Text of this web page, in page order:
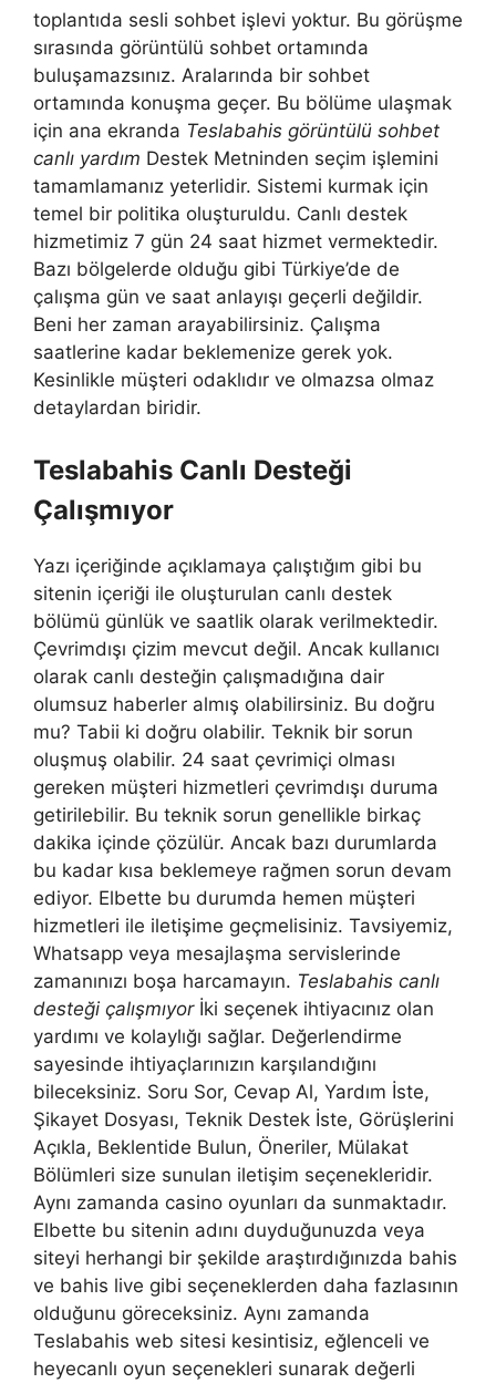
toplantıda sesli sohbet işlevi yoktur. Bu görüşme
sırasında görüntülü sohbet ortamında
buluşamazsınız. Aralarında bir sohbet
ortamında konuşma geçer. Bu bölüme ulaşmak
için ana ekranda Teslabahis görüntülü sohbet
canlı yardım Destek Metninden seçim işlemini
tamamlamanız yeterlidir. Sistemi kurmak için
temel bir politika oluşturuldu. Canlı destek
hizmetimiz 7 gün 24 saat hizmet vermektedir.
Bazı bölgelerde olduğu gibi Türkiye’de de
çalışma gün ve saat anlayışı geçerli değildir.
Beni her zaman arayabilirsiniz. Çalışma
saatlerine kadar beklemenize gerek yok.
Kesinlikle müşteri odaklıdır ve olmazsa olmaz
detaylardan biridir.
Teslabahis Canlı Desteği
Çalışmıyor
Yazı içeriğinde açıklamaya çalıştığım gibi bu
sitenin içeriği ile oluşturulan canlı destek
bölümü günlük ve saatlik olarak verilmektedir.
Çevrimdışı çizim mevcut değil. Ancak kullanıcı
olarak canlı desteğin çalışmadığına dair
olumsuz haberler almış olabilirsiniz. Bu doğru
mu? Tabii ki doğru olabilir. Teknik bir sorun
oluşmuş olabilir. 24 saat çevrimiçi olması
gereken müşteri hizmetleri çevrimdışı duruma
getirilebilir. Bu teknik sorun genellikle birkaç
dakika içinde çözülür. Ancak bazı durumlarda
bu kadar kısa beklemeye rağmen sorun devam
ediyor. Elbette bu durumda hemen müşteri
hizmetleri ile iletişime geçmelisiniz. Tavsiyemiz,
Whatsapp veya mesajlaşma servislerinde
zamanınızı boşa harcamayın. Teslabahis canlı
desteği çalışmıyor İki seçenek ihtiyacınız olan
yardımı ve kolaylığı sağlar. Değerlendirme
sayesinde ihtiyaçlarınızın karşılandığını
bileceksiniz. Soru Sor, Cevap Al, Yardım İste,
Şikayet Dosyası, Teknik Destek İste, Görüşlerini
Açıkla, Beklentide Bulun, Öneriler, Mülakat
Bölümleri size sunulan iletişim seçenekleridir.
Aynı zamanda casino oyunları da sunmaktadır.
Elbette bu sitenin adını duyduğunuzda veya
siteyi herhangi bir şekilde araştırdığınızda bahis
ve bahis live gibi seçeneklerden daha fazlasının
olduğunu göreceksiniz. Aynı zamanda
Teslabahis web sitesi kesintisiz, eğlenceli ve
heyecanlı oyun seçenekleri sunarak değerli